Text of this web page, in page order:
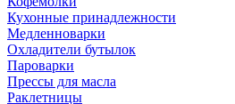
Кухонные принадлежности
Медленноварки
Охладители бутылок
Пароварки
Прессы для масла
Раклетницы